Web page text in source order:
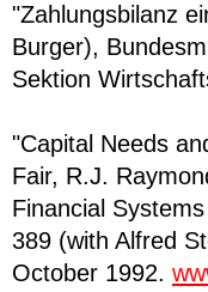
"Zahlungsbilanz
Burger),
Sektion
"Capital Needs
Fair, R.J.
Financial
389 (with Alfred
October 1992.